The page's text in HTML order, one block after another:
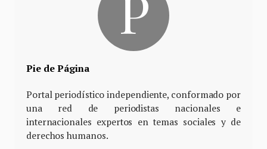
Pie de Página
Portal periodístico independiente, conformado por
una red de periodistas nacionales e
internacionales expertos en temas sociales y de
derechos humanos.